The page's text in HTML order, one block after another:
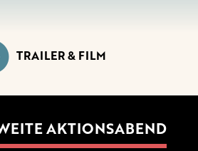
TRAILER & FILM
AKTIONSABEND